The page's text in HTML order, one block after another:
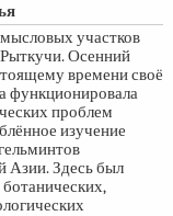
участков
Осенний
времени своё
функционировала
проблем
изучение
Азии. Здесь был